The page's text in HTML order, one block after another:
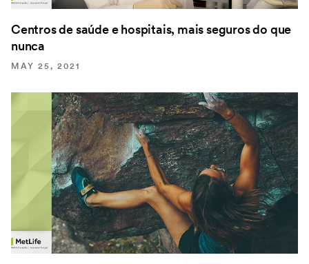
Centros de saúde e hospitais, mais seguros do que
nunca
MAY 25, 2021